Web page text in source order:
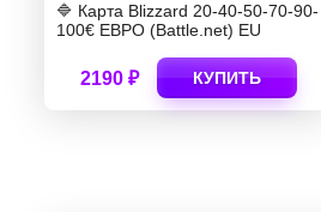
🔷 Карта Blizzard 20-40-50-70-90-
100€ ЕВРО (Battle.net) EU
2190 ₽ КУПИТЬ